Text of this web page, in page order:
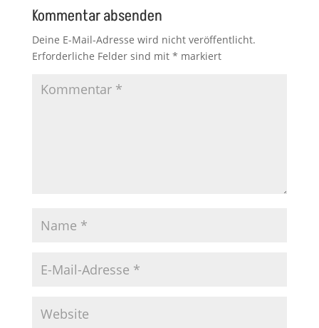
Kommentar absenden
Deine E-Mail-Adresse wird nicht veröffentlicht.
Erforderliche Felder sind mit * markiert